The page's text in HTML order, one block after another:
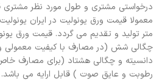
درخواستی مشتری و طول مورد نظر مشتری
معمولا قیمت ورق یونولیت در ایران
چگالی شش (در مصارف با کیفیت معمولی
دانسیته و چگالی هشتاد (برای مصارف
رطوبت و عایق صوت ) قابل ارایه می باشد.